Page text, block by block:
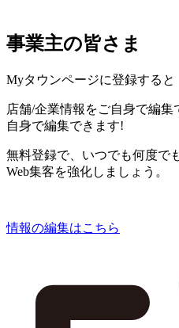
事業主の皆さま
Myタウンページに登録すると
店舗/企業情報をご自身で編集
自身で編集できます!
無料登録で、いつでも何度で
Web集客を強化しましょう。
情報の編集はこちら